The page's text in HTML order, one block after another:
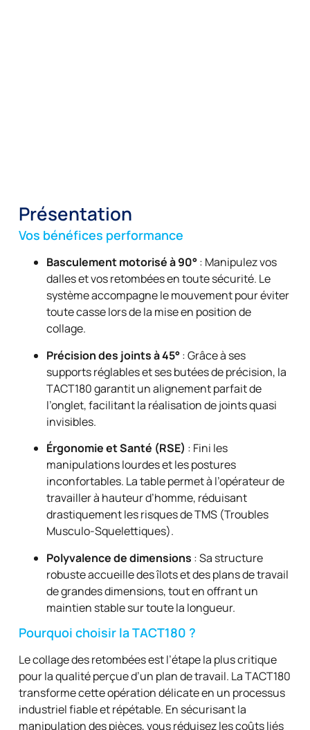
Présentation
Vos bénéfices performance
Basculement motorisé à 90°: Manipulez vos
dalles et vos retombées en toute sécurité. Le
système accompagne le mouvement pour éviter
toute casse lors de la mise en position de
collage.
Précision des joints à 45°: Grâce à ses
supports réglables et ses butées de précision, la
TACT180 garantit un alignement parfait de
l’onglet, facilitant la réalisation de joints quasi
invisibles.
Érgonomie et Santé (RSE) : Fini les
manipulations lourdes et les postures
inconfortables. La table permet à l’opérateur de
travailler à hauteur d’homme, réduisant
drastiquement les risques de TMS (Troubles
Musculo-Squelettiques).
Polyvalence de dimensions : Sa structure
robuste accueille des îlots et des plans de travail
de grandes dimensions, tout en offrant un
maintien stable sur toute la longueur.
Pourquoi choisir la TACT180 ?
Le collage des retombées est l’étape la plus critique
pour la qualité perçue d’un plan de travail. La TACT180
transforme cette opération délicate en un processus
industriel fiable et répétable. En sécurisant la
manipulation des pièces, vous réduisez les coûts liés